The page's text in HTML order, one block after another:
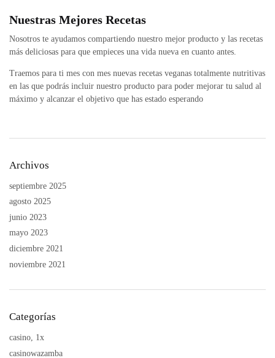
Nuestras Mejores Recetas
Nosotros te ayudamos compartiendo nuestro mejor producto y las recetas
más deliciosas para que empieces una vida nueva en cuanto antes.
Traemos para ti mes con mes nuevas recetas veganas totalmente nutritivas
en las que podrás incluir nuestro producto para poder mejorar tu salud al
máximo y alcanzar el objetivo que has estado esperando
Archivos
septiembre 2025
agosto 2025
junio 2023
mayo 2023
diciembre 2021
noviembre 2021
Categorías
casino, 1x
casinowazamba